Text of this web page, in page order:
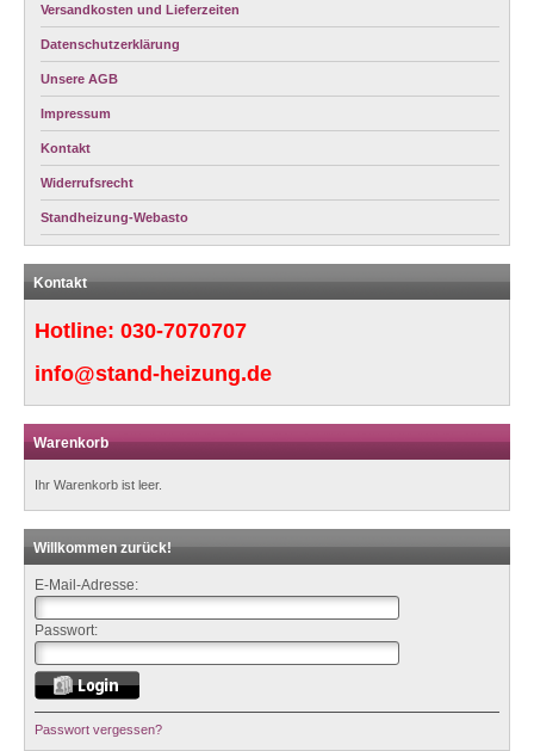
Versandkosten und Lieferzeiten
Datenschutzerklärung
Unsere AGB
Impressum
Kontakt
Widerrufsrecht
Standheizung-Webasto
Kontakt
Hotline: 030-7070707
info@stand-heizung.de
Warenkorb
Ihr Warenkorb ist leer.
Willkommen zurück!
E-Mail-Adresse:
Passwort:
Passwort vergessen?